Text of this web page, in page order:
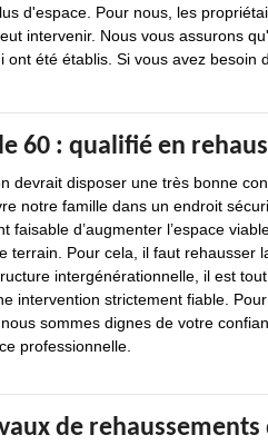
d'espace. Pour nous, les
intervenir. Nous vous assurons
été établis. Si vous avez besoin
60 : qualifié en
devrait disposer une très bonne
notre famille dans un endroit
faisable d’augmenter l’espace
terrain. Pour cela, il faut rehausser
intergénérationnelle, il est
intervention strictement fiable.
sommes dignes de votre
professionnelle.
de